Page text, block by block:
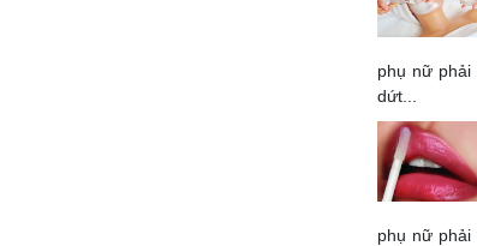
phụ nữ phải
dứt...
phụ nữ phải